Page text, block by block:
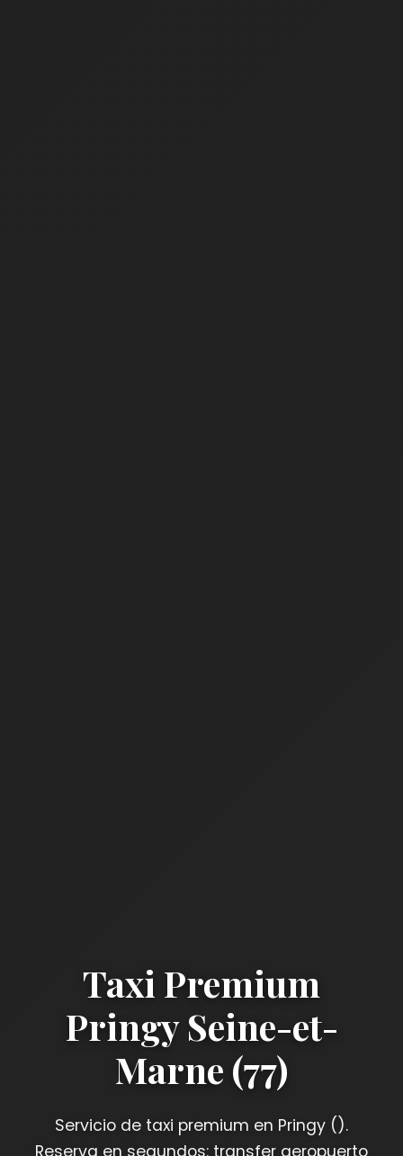
Taxi Premium
Pringy Seine-et-
Marne (77)
Servicio de taxi premium en Pringy ().
Reserva en segundos: transfer aeropuerto